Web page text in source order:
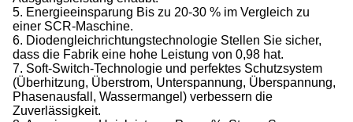
5. Energieeinsparung Bis zu 20-30 % im Vergleich zu
einer SCR-Maschine.
6. Diodengleichrichtungstechnologie Stellen Sie sicher,
dass die Fabrik eine hohe Leistung von 0,98 hat.
7. Soft-Switch-Technologie und perfektes Schutzsystem
(Überhitzung, Überstrom, Unterspannung, Überspannung,
Phasenausfall, Wassermangel) verbessern die
Zuverlässigkeit.